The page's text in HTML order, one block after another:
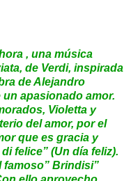
, una música
de Verdi, inspirada
de Alejandro
apasionado amor.
Violetta y
del amor, por el
que es gracia y
felice” (Un día feliz).
famoso” Brindisi”